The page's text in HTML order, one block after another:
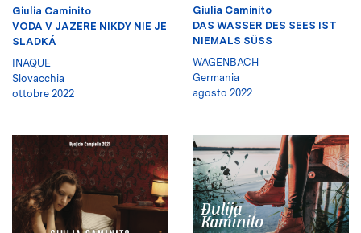
Giulia Caminito
VODA V JAZERE NIKDY NIE JE
SLADKÁ
INAQUE
Slovacchia
ottobre 2022
Giulia Caminito
DAS WASSER DES SEES IST
NIEMALS SÜSS
WAGENBACH
Germania
agosto 2022